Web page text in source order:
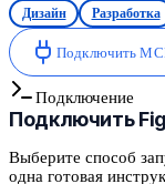
Дизайн Разработка
Подключить
Подключение
Подключить
Выберите способ
одна готовая